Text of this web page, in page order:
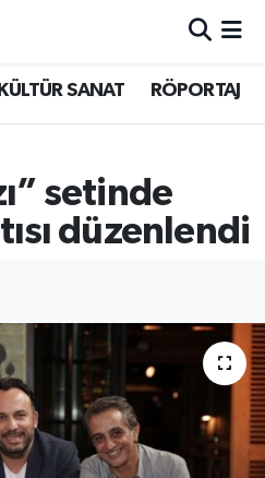
KÜLTÜR SANAT RÖPORTAJ
setinde
düzenlendi
Haritası
ve Fikstür